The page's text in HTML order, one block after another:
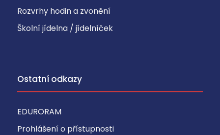
Rozvrhy hodin a zvonění
Školní jídelna / jídelníček
Ostatní odkazy
EDURORAM
Prohlášení o přístupnosti